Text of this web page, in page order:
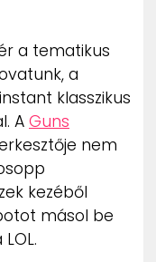
a tematikus
a
klasszikus
A Guns
nem
kezéből
másol be